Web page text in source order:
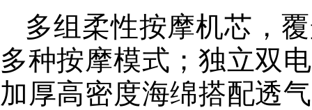
多组柔性按摩机芯，
多种按摩模式；独立双
加厚高密度海绵搭配透